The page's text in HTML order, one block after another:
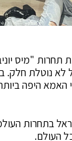
תחרות "מיס
ובתאריך 28.3
בתחרות